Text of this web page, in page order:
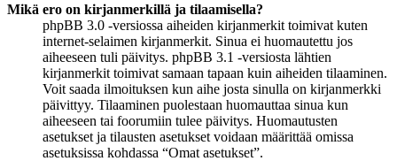
Mikä ero on kirjanmerkillä ja tilaamisella?
phpBB 3.0 -versiossa aiheiden kirjanmerkit toimivat kuten
internet-selaimen kirjanmerkit. Sinua ei huomautettu jos
aiheeseen tuli päivitys. phpBB 3.1 -versiosta lähtien
kirjanmerkit toimivat samaan tapaan kuin aiheiden tilaaminen.
Voit saada ilmoituksen kun aihe josta sinulla on kirjanmerkki
päivittyy. Tilaaminen puolestaan huomauttaa sinua kun
aiheeseen tai foorumiin tulee päivitys. Huomautusten
asetukset ja tilausten asetukset voidaan määrittää omissa
asetuksissa kohdassa “Omat asetukset”.